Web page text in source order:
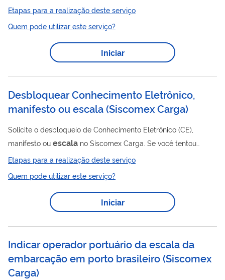
(Laboratório de inovação em governo) para apoiar a
mensuração da mudança comportamental de servidores
públicos que participam de intervenções de inovação. ​ Essa
ferramenta permite acompanhar o desenvolvimento de
competências para inovação ao longo do tempo, por meio de
(trimestres):...
Etapas para a realização deste serviço
Quem pode utilizar este serviço?
Iniciar
Desbloquear Conhecimento Eletrônico,
manifesto ou escala(Siscomex Carga)
Solicite o desbloqueio de Conhecimento Eletrônico (CE),
manifesto ou escala no Siscomex Carga. Se você tentou
realizar alguma operação emescala, manifesto ou
bloqueados no Siscomex Carga, você pode solicitar o
desbloqueio à Receita Federal. Para isso você terá que
apresentar as suas justificativas.
Etapas para a realização deste serviço
Quem pode utilizar este serviço?
Iniciar
Indicar operador portuário da escala da
embarcação em porto brasileiro(Siscomex
Carga)